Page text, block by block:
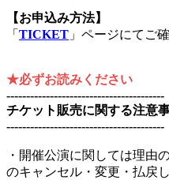
【お申込み方法】
「 TICKET 」ページにてご
★必ずお読みください
----------------------------------------
チケット販売に関する注意
----------------------------------------
・開催公演に関しては理由
のキャンセル・変更・払戻